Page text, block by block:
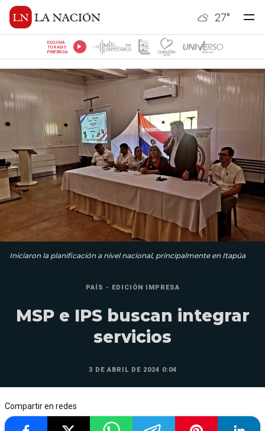
27°
ESCUCHÁ
TU RADIO
PREFERIDA
Iniciaron la planificación a nivel nacional, principalmente en Itapúa
PAÍS - EDICIÓN IMPRESA
MSP e IPS buscan integrar
servicios
3 DE ABRIL DE 2024 0:04
Compartir en redes